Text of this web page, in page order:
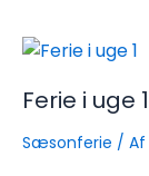
Ferie i uge 1
Sæsonferie / Af